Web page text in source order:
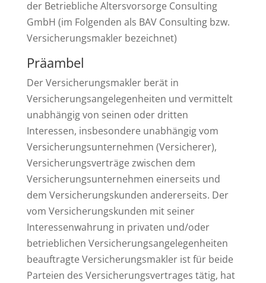
der Betriebliche Altersvorsorge Consulting
GmbH (im Folgenden als BAV Consulting bzw.
Versicherungsmakler bezeichnet)
Präambel
Der Versicherungsmakler berät in
Versicherungsangelegenheiten und vermittelt
unabhängig von seinen oder dritten
Interessen, insbesondere unabhängig vom
Versicherungsunternehmen (Versicherer),
Versicherungsverträge zwischen dem
Versicherungsunternehmen einerseits und
dem Versicherungskunden andererseits. Der
vom Versicherungskunden mit seiner
Interessenwahrung in privaten und/oder
betrieblichen Versicherungsangelegenheiten
beauftragte Versicherungsmakler ist für beide
Parteien des Versicherungsvertrages tätig, hat